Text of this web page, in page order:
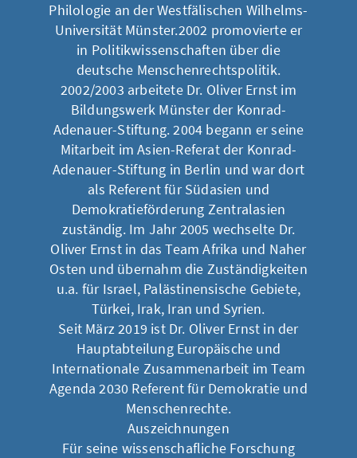
Philologie an der Westfälischen Wilhelms-
Universität Münster.2002 promovierte er
in Politikwissenschaften über die
deutsche Menschenrechtspolitik.
2002/2003 arbeitete Dr. Oliver Ernst im
Bildungswerk Münster der Konrad-
Adenauer-Stiftung. 2004 begann er seine
Mitarbeit im Asien-Referat der Konrad-
Adenauer-Stiftung in Berlin und war dort
als Referent für Südasien und
Demokratieförderung Zentralasien
zuständig. Im Jahr 2005 wechselte Dr.
Oliver Ernst in das Team Afrika und Naher
Osten und übernahm die Zuständigkeiten
u.a. für Israel, Palästinensische Gebiete,
Türkei, Irak, Iran und Syrien.
Seit März 2019 ist Dr. Oliver Ernst in der
Hauptabteilung Europäische und
Internationale Zusammenarbeit im Team
Agenda 2030 Referent für Demokratie und
Menschenrechte.
Auszeichnungen
Für seine wissenschafliche Forschung